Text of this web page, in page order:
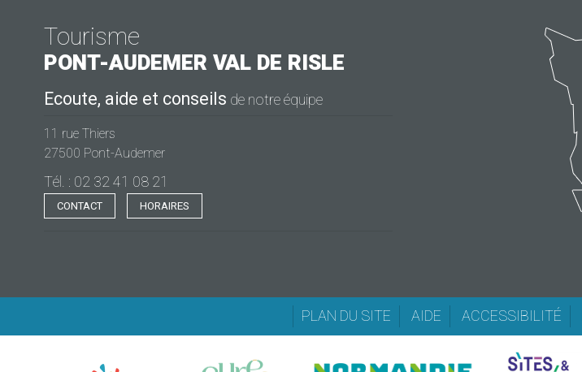
Tourisme
PONT-AUDEMER VAL DE RISLE
Ecoute, aide et conseils de notre équipe
11 rue Thiers
27500 Pont-Audemer
Tél. : 02 32 41 08 21
CONTACT HORAIRES
PLAN DU SITE AIDE ACCESSIBILITÉ